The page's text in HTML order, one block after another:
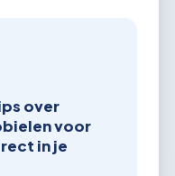
over
voor
in je